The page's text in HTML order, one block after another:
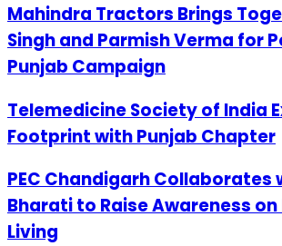
Mahindra Tractors Brings
Singh and Parmish Verma for
Punjab Campaign
Telemedicine Society of India
Footprint with Punjab Chapter
PEC Chandigarh Collaborates
Bharati to Raise Awareness
Living